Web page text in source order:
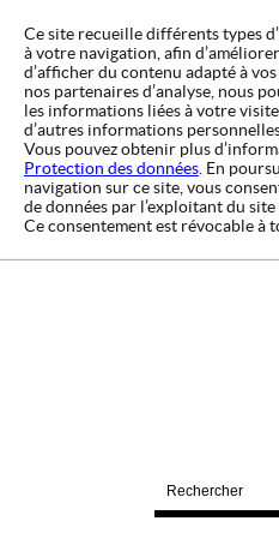
Ce site recueille différents types
à votre navigation, afin
d’afficher du contenu adapté à
nos partenaires d’analyse, nous
les informations liées à votre
d’autres informations
Vous pouvez obtenir plus
Protection des données . En
navigation sur ce site, vous
de données par l’exploitant du site
Ce consentement est révocable à